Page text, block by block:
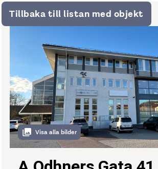
Tillbaka till listan med objekt
Visa alla bilder